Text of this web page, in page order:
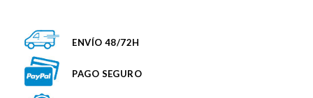
ENVÍO 48/72H
PAGO SEGURO